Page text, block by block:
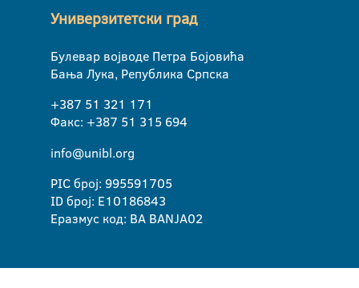
Универзитетски град
Булевар војводе Петра Бојовића
Бања Лука, Република Српска
+387 51 321 171
Факс: +387 51 315 694
info@unibl.org
PIC број: 995591705
ID број: E10186843
Еразмус код: BA BANJA02